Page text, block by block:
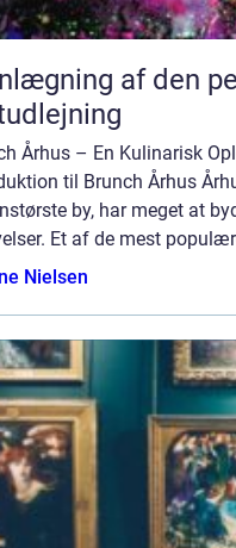
af den
Århus – En Kulinarisk
til Brunch Århus
by, har meget at
Et af de mest
Nielsen